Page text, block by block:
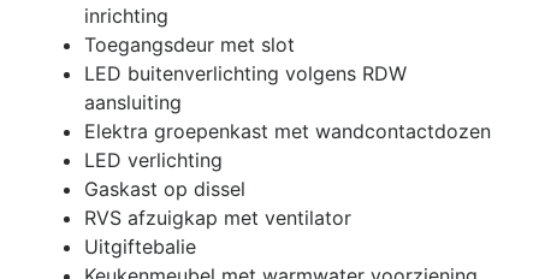
inrichting
Toegangsdeur met slot
LED buitenverlichting volgens RDW
aansluiting
Elektra groepenkast met wandcontactdozen
LED verlichting
Gaskast op dissel
RVS afzuigkap met ventilator
Uitgiftebalie